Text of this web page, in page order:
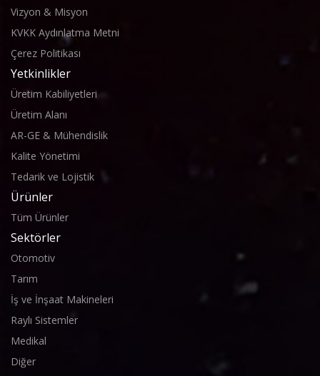
Vizyon & Misyon
KVKK Aydınlatma Metni
Çerez Politikası
Yetkinlikler
Üretim Kabiliyetleri
Üretim Alanı
AR-GE & Mühendislik
Kalite Yönetimi
Tedarik ve Lojistik
Ürünler
Tüm Ürünler
Sektörler
Otomotiv
Tarım
İş ve İnşaat Makineleri
Raylı Sistemler
Medikal
Diğer